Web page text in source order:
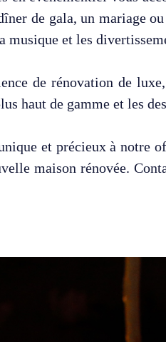
de gala, un mariage
musique et les
de rénovation de
haut de gamme et les
et précieux à notre
maison rénovée.